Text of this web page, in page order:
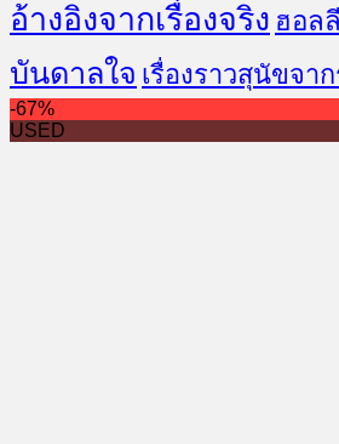
อ้างอิงจากเรื่องจริง ฮอล
บันดาลใจ เรื่องราวสุนัขจา
-67%
USED